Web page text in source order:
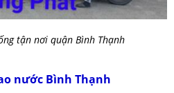
tận nơi quận Bình Thạnh
nước Bình Thạnh